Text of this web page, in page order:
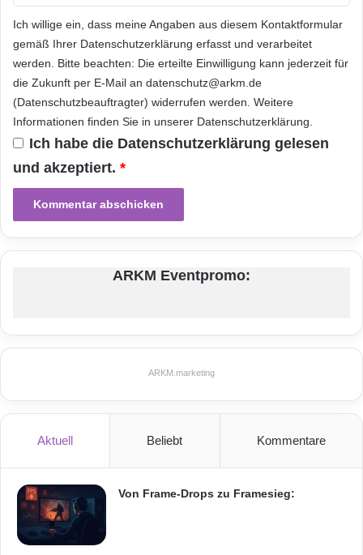
Ich willige ein, dass meine Angaben aus diesem Kontaktformular
gemäß Ihrer Datenschutzerklärung erfasst und verarbeitet
werden. Bitte beachten: Die erteilte Einwilligung kann jederzeit für
die Zukunft per E-Mail an datenschutz@arkm.de
(Datenschutzbeauftragter) widerrufen werden. Weitere
Informationen finden Sie in unserer Datenschutzerklärung.
Ich habe die Datenschutzerklärung gelesen
und akzeptiert. *
ARKM Eventpromo:
ARKM.marketing
Aktuell Beliebt Kommentare
Von Frame-Drops zu Framesieg: